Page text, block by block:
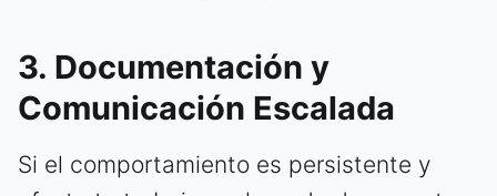
3. Documentación y
Comunicación Escalada
Si el comportamiento es persistente y